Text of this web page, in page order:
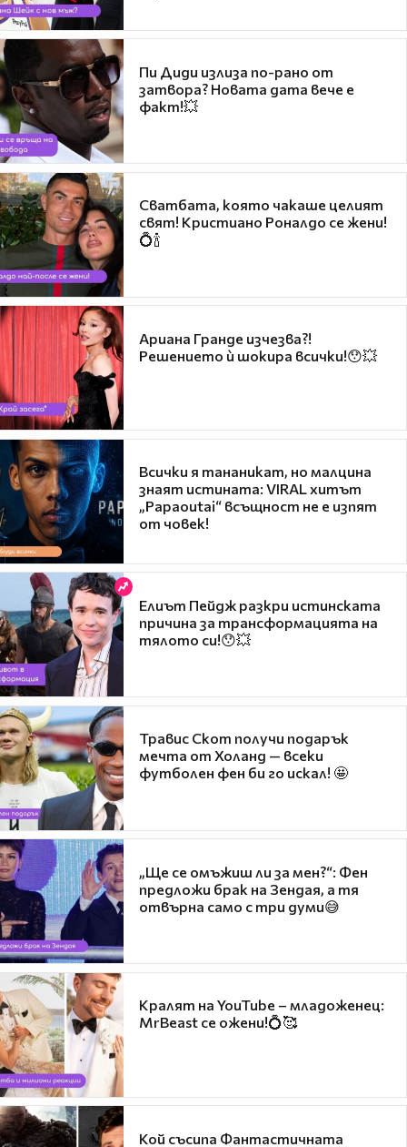
Пи Диди излиза по-рано от
затвора? Новата дата вече е
факт!💥
Сватбата, която чакаше целият
свят! Кристиано Роналдо се жени!
💍🍾
Ариана Гранде изчезва?!
Решението ѝ шокира всички!😯💥
Всички я тананикат, но малцина
знаят истината: VIRAL хитът
„Papaoutai“ всъщност не е изпят
от човек!
Елиът Пейдж разкри истинската
причина за трансформацията на
тялото си!😯💥
Травис Скот получи подарък
мечта от Холанд — всеки
футболен фен би го искал! 🤩
„Ще се омъжиш ли за мен?“: Фен
предложи брак на Зендая, а тя
отвърна само с три думи😅
Кралят на YouTube – младоженец:
MrBeast се ожени!💍🥰
Кой съсипа Фантастичната